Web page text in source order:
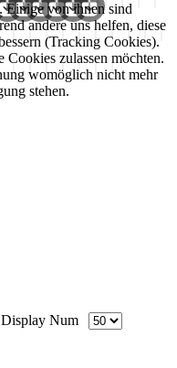
Display Num
Einige von ihnen sind
andere uns helfen, diese
(Tracking Cookies).
Cookies zulassen möchten.
womöglich nicht mehr
stehen.